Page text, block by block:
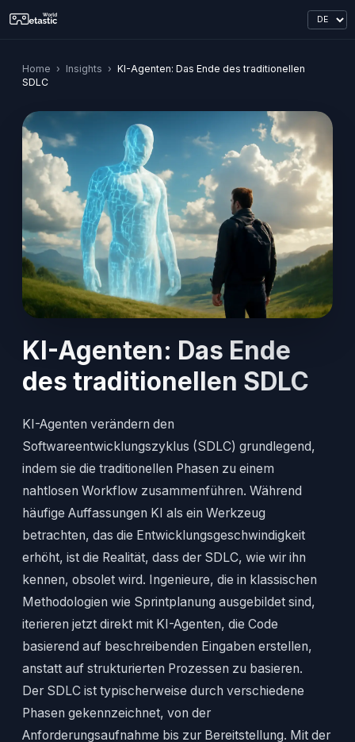
Home › Insights › KI-Agenten: Das Ende des traditionellen
SDLC
KI-Agenten: Das Ende
des traditionellen SDLC
KI-Agenten verändern den
Softwareentwicklungszyklus (SDLC) grundlegend,
indem sie die traditionellen Phasen zu einem
nahtlosen Workflow zusammenführen. Während
häufige Auffassungen KI als ein Werkzeug
betrachten, das die Entwicklungsgeschwindigkeit
erhöht, ist die Realität, dass der SDLC, wie wir ihn
kennen, obsolet wird. Ingenieure, die in klassischen
Methodologien wie Sprintplanung ausgebildet sind,
iterieren jetzt direkt mit KI-Agenten, die Code
basierend auf beschreibenden Eingaben erstellen,
anstatt auf strukturierten Prozessen zu basieren.
Der SDLC ist typischerweise durch verschiedene
Phasen gekennzeichnet, von der
Anforderungsaufnahme bis zur Bereitstellung. Mit der